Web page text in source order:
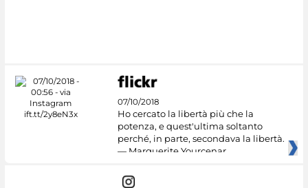
07/10/2018
Ho cercato la libertà più che la
potenza, e quest'ultima soltanto
perché, in parte, secondava la libertà.
— Marguerite Yourcenar